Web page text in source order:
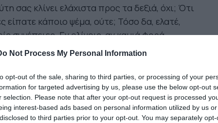
Not Process My Personal Information
opt-out of the sale, sharing to third parties, or processing of your
for targeted advertising by us, please use the below opt-out
selection. Please note that after your opt-out request is processed
interest-based ads based on personal information utilized by us
to third parties prior to your opt-out. You may separately
σας κλίνει ελάχιστα προς τα δεξιά, όχι; Ότι
είπατε κάποιο ψέμα, ούτε; Τόσο δα, ελατέ,
συνέπειες. Εν ολίγοις, αν καμιά φορά
στο ελάχιστο ότι δεν είστε για τους
ειλικρινείς.) Τίποτα δεν κάνετε ή ελάχιστα
πολύ να υποστηρίξετε, με την ωραία και